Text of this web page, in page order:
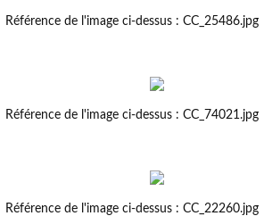
Référence de l'image ci-dessus : CC_25486.jpg
Référence de l'image ci-dessus : CC_74021.jpg
Référence de l'image ci-dessus : CC_22260.jpg